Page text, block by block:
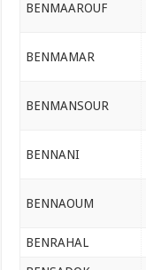
BENMAAROUF
BENMAMAR
BENMANSOUR
BENNANI
BENNAOUM
BENRAHAL